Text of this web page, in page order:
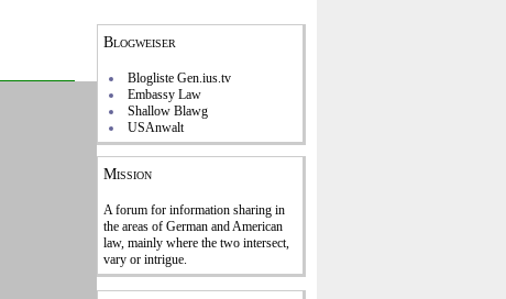
Blogweiser
Blogliste Gen.ius.tv
Embassy Law
Shallow Blawg
USAnwalt
Mission
A forum for information sharing in
the areas of German and American
law, mainly where the two intersect,
vary or intrigue.